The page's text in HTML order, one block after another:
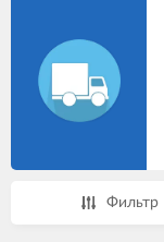
Фильтр